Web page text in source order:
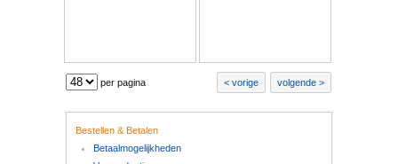
per pagina vorige volgende
Bestellen & Betalen
Betaalmogelijkheden